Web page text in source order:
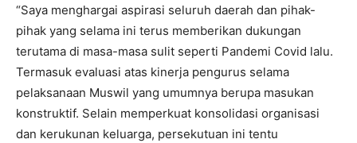
“Saya menghargai aspirasi seluruh daerah dan pihak-
pihak yang selama ini terus memberikan dukungan
terutama di masa-masa sulit seperti Pandemi Covid lalu.
Termasuk evaluasi atas kinerja pengurus selama
pelaksanaan Muswil yang umumnya berupa masukan
konstruktif. Selain memperkuat konsolidasi organisasi
dan kerukunan keluarga, persekutuan ini tentu